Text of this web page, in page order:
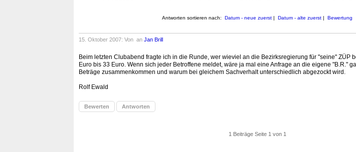
Antworten sortieren nach: Datum - neue zuerst | Datum - alte zuerst | Bewertung
15. Oktober 2007: Von an Jan Brill
Beim letzten Clubabend fragte ich in die Runde, wer wieviel an die Bezirksregierung für "seine" ZÜP
Euro bis 33 Euro. Wenn sich jeder Betroffene meldet, wäre ja mal eine Anfrage an die eigene "B.R."
Beträge zusammenkommen und warum bei gleichem Sachverhalt unterschiedlich abgezockt wird.
Rolf Ewald
Bewerten Antworten
1 Beiträge Seite 1 von 1